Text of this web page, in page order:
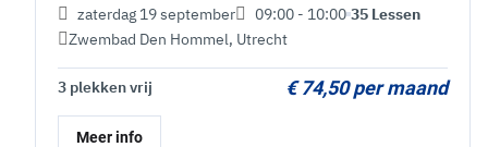
zaterdag 19 september
09:00 - 10:00 35 Lessen
Zwembad Den Hommel, Utrecht
3 plekken vrij € 74,50 per maand
Meer info